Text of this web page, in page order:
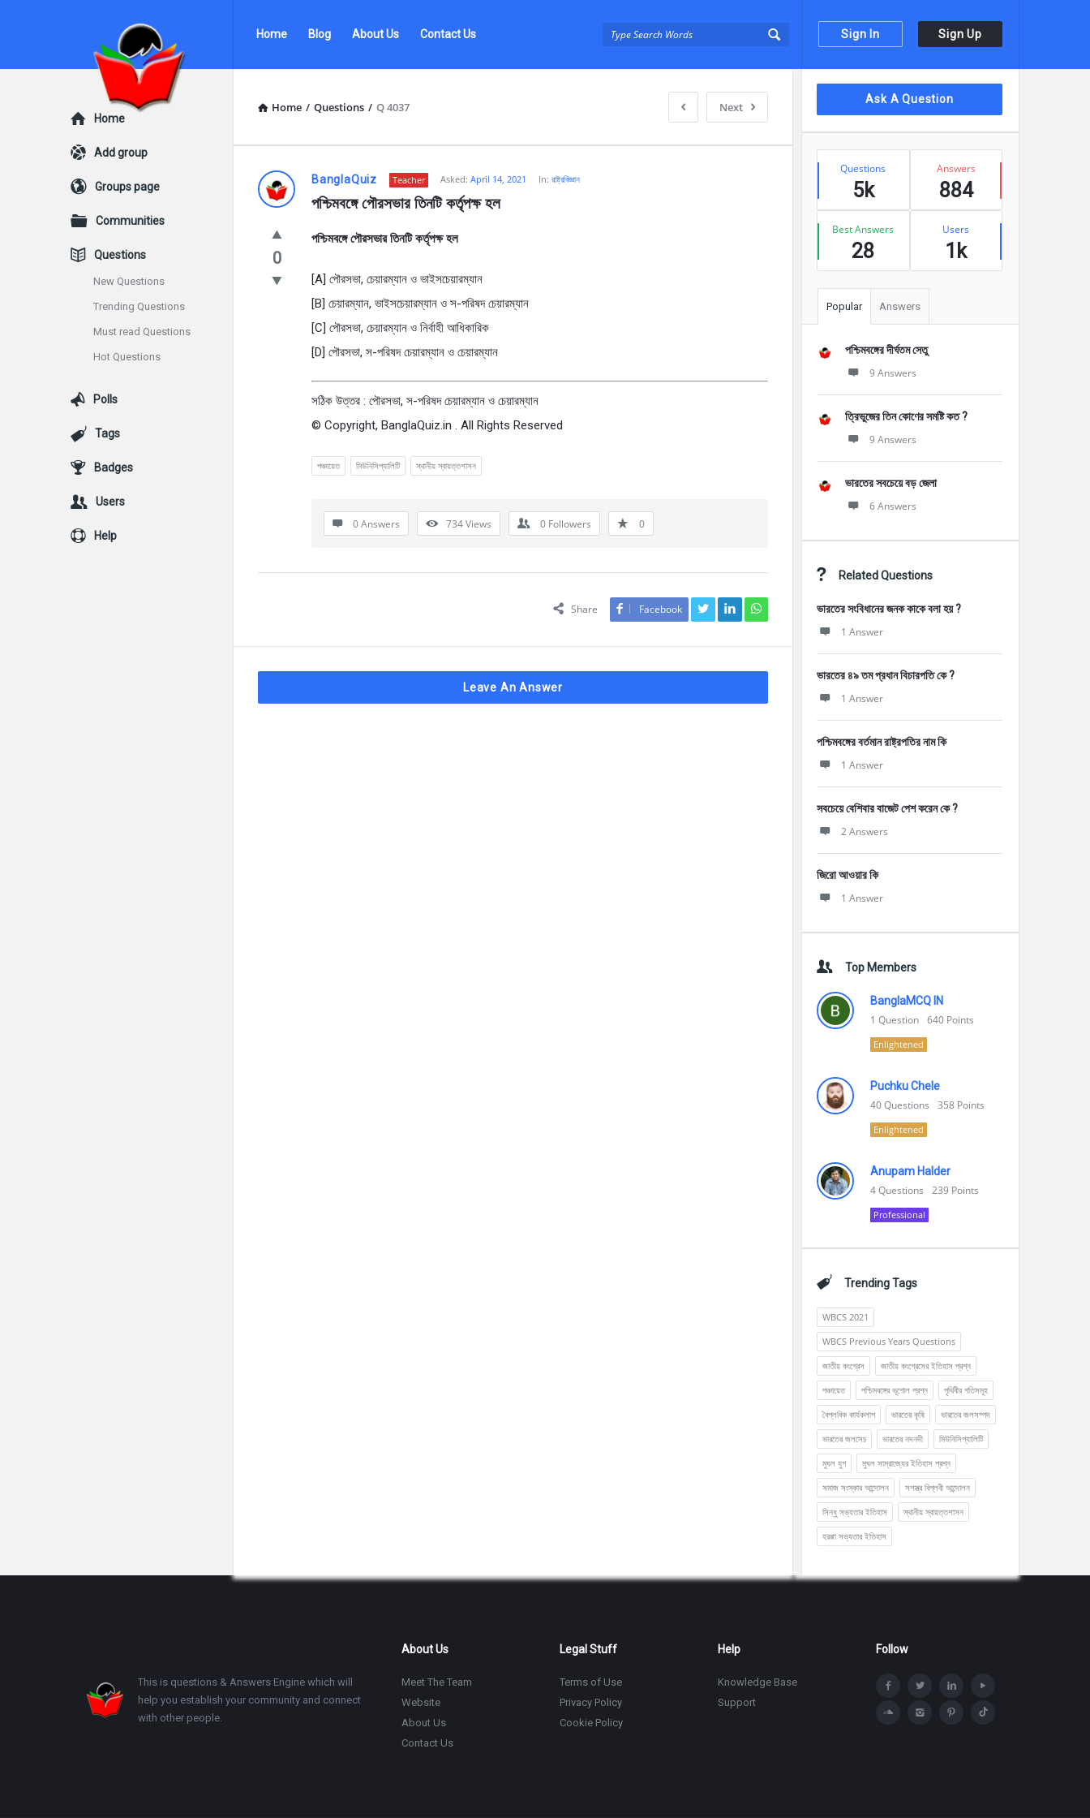
Sign In Sign Up
Questions
BanglaQuiz
Questions
by
BanglaQuiz
Home Blog About Us Contact Us
Home / Questions / Q 4037 Next
Ask
Questions
by
BanglaQuiz
Latest
Questions
BanglaQuiz Teacher Asked: April 14, 2021 In: রাষ্ট্রবিজ্ঞান
পশ্চিমবঙ্গে পৌরসভার তিনটি কর্তৃপক্ষ হল
0
পশ্চিমবঙ্গে পৌরসভার তিনটি কর্তৃপক্ষ হল
[A] পৌরসভা, চেয়ারম্যান ও ভাইসচেয়ারম্যান
[B] চেয়ারম্যান, ভাইসচেয়ারম্যান ও স-পরিষদ চেয়ারম্যান
[C] পৌরসভা, চেয়ারম্যান ও নির্বাহী আধিকারিক
[D] পৌরসভা, স-পরিষদ চেয়ারম্যান ও চেয়ারম্যান
সঠিক উত্তর : পৌরসভা, স-পরিষদ চেয়ারম্যান ও চেয়ারম্যান
© Copyright, BanglaQuiz.in . All Rights Reserved
পঞ্চায়েত মিউনিসিপ্যালিটি স্থানীয় স্বায়ত্তশাসন
0 Answers 734Views 0 Followers 0
Share Facebook
Leave An Answer
Sidebar
Ask A Question
StatsQuestions
5k
Answers
884
Best Answers
28
Users
1k
Popular Answers
পশ্চিমবঙ্গের দীর্ঘতম সেতু
9 Answers
ত্রিভুজের তিন কোণের সমষ্টি কত ?
9 Answers
ভারতের সবচেয়ে বড় জেলা
6 Answers
Related Questions
ভারতের সংবিধানের জনক কাকে বলা হয় ?
1 Answer
ভারতের ৪৯ তম প্রধান বিচারপতি কে ?
1 Answer
পশ্চিমবঙ্গের বর্তমান রাষ্ট্রপতির নাম কি
1 Answer
সবচেয়ে বেশিবার বাজেট পেশ করেন কে ?
2 Answers
জিরো আওয়ার কি
1 Answer
Top Members
BanglaMCQ IN
1 Question 640 Points
Enlightened
Puchku Chele
40Questions 358 Points
Enlightened
Anupam Halder
4Questions 239 Points
Professional
Trending Tags
WBCS 2021
WBCS Previous Years Questions
জাতীয় কংগ্রেস
জাতীয় কংগ্রেসের ইতিহাস প্রশ্ন
পঞ্চায়েত
পশ্চিমবঙ্গের ভূগোল প্রশ্ন
পৃথিবীর গতিসমূহ
বৈপ্লবিক কার্যকলাপ
ভারতের কৃষি
ভারতের জলসম্পদ
ভারতের জলসেচ
ভারতের নদনদী
মিউনিসিপ্যালিটি
মুঘল যুগ
মুঘল সাম্রাজ্যের ইতিহাস প্রশ্ন
সমাজ সংস্কার আন্দোলন
সশস্ত্র বিপ্লবী আন্দোলন
সিন্ধু সভ্যতার ইতিহাস
স্থানীয় স্বায়ত্তশাসন
হরপ্পা সভ্যতার ইতিহাস
Explore
Home
Add group
Groups page
Communities
Questions
New Questions
Trending Questions
Must read Questions
Hot Questions
Polls
Tags
Badges
Users
Help
This is questions & Answers Engine which will
help you establish your community and connect
with other people.
About Us
Meet The Team
Website
About Us
Contact Us
Legal Stuff
Terms of Use
Privacy Policy
Cookie Policy
Help
Knowledge Base
Support
Follow